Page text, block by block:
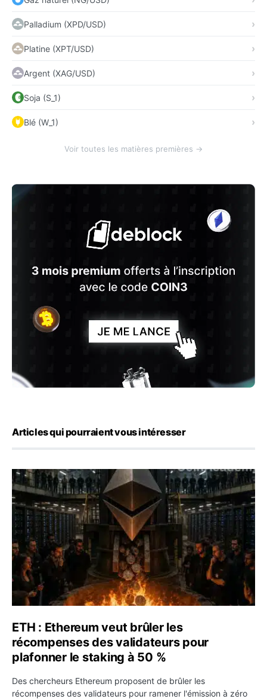
Palladium (XPD/USD)
Platine (XPT/USD)
Argent (XAG/USD)
Soja (S_1)
Blé (W_1)
Voir toutes les matières premières →
Articles qui pourraient vous intéresser
ETH : Ethereum veut brûler les récompenses des
ETH : Ethereum veut brûler les
récompenses des validateurs pour
plafonner le staking à 50 %
Des chercheurs Ethereum proposent de brûler les
récompenses des validateurs pour ramener l'émission à zéro